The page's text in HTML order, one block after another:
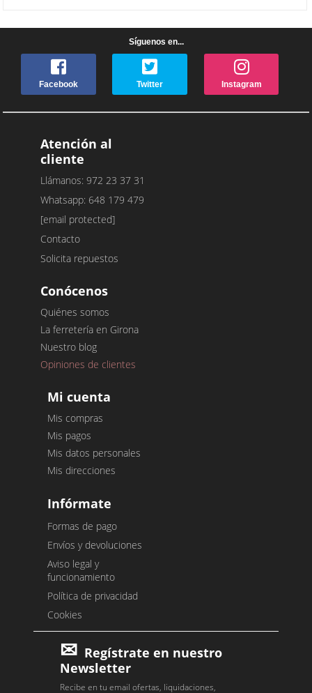
Síguenos en...
Facebook Twitter Instagram
Atención al
cliente
Llámanos: 972 23 37 31
Whatsapp: 648 179 479
[email protected]
Contacto
Solicita repuestos
Conócenos
Quiénes somos
La ferretería en Girona
Nuestro blog
Opiniones de clientes
Mi cuenta
Mis compras
Mis pagos
Mis datos personales
Mis direcciones
Infórmate
Formas de pago
Envíos y devoluciones
Aviso legal y
funcionamiento
Política de privacidad
Cookies
Regístrate en nuestro
Newsletter
Recibe en tu email ofertas, liquidaciones,